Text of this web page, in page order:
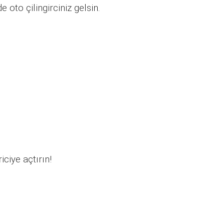
oto çilingirciniz gelsin.
açtırın!